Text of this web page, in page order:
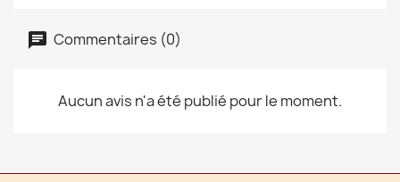
Commentaires (0)
Aucun avis n'a été publié pour le moment.